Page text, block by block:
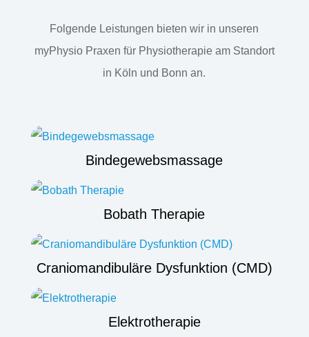
Folgende Leistungen bieten wir in unseren
myPhysio Praxen für Physiotherapie am Standort
in Köln und Bonn an.
Bindegewebsmassage
Bobath Therapie
Craniomandibuläre Dysfunktion (CMD)
Elektrotherapie